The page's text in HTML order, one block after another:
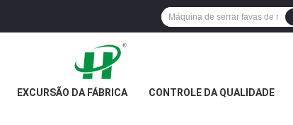
EXCURSÃO DA FÁBRICA CONTROLE DA QUALIDADE